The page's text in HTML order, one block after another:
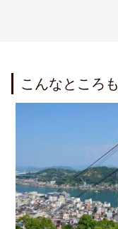
こんなところ